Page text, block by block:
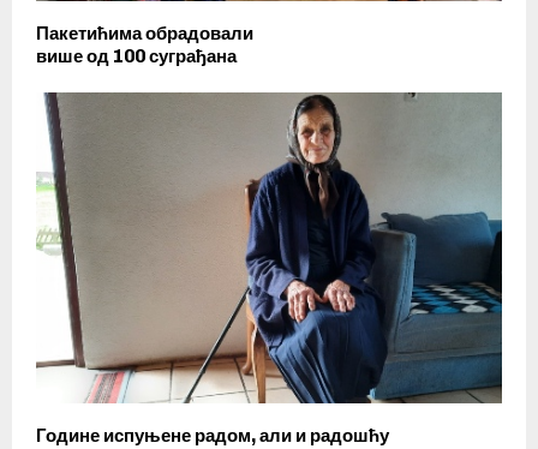
Пакетићима обрадовали
више од 100 суграђана
Године испуњене радом, али и радошћу